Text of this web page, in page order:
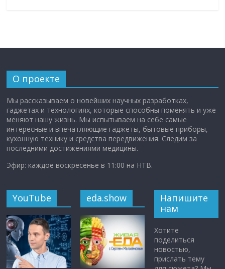
О проекте
Мы рассказываем о новейших научных разработках,
гаджетах и технологиях, которые способны поменять и уже
меняют нашу жизнь. Мы испытываем на себе самые
интересные и впечатляющие гаджеты, бытовые приборы,
кухонную технику и средства передвижения. Следим за
последними достижениями медицины.
Эфир: каждое воскресенье в 11:00 на НТВ.
YouTube eda.show
Напишите
нам
Хотите
поделиться
новостью,
прислать тему